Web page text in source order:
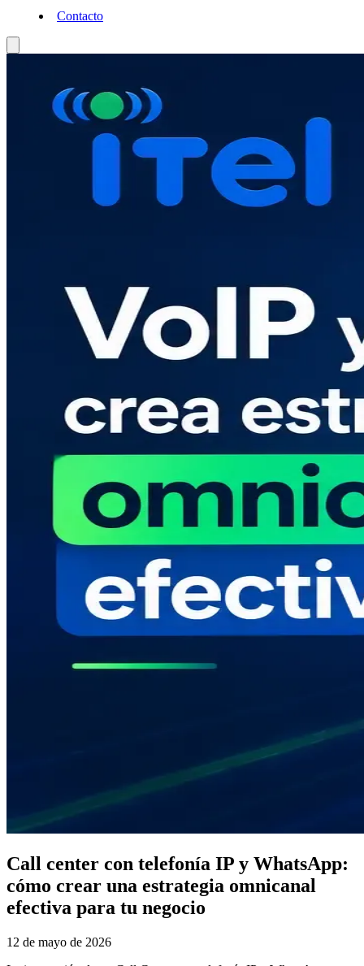
Contacto
Call center con telefonía IP y WhatsApp:
cómo crear una estrategia omnicanal
efectiva para tu negocio
12 de mayo de 2026